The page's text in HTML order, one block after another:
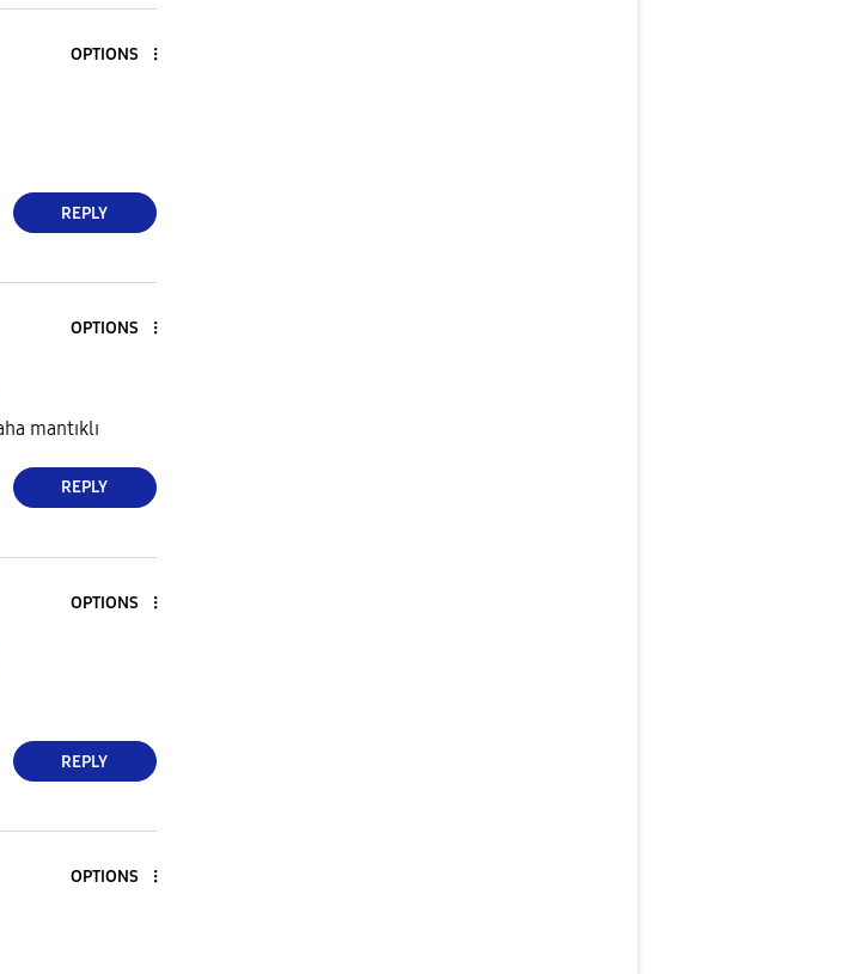
OPTIONS
REPLY
OPTIONS
mantıklı
REPLY
OPTIONS
REPLY
OPTIONS